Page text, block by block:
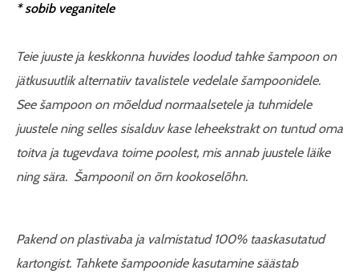
* sobib veganitele
Teie juuste ja keskkonna huvides loodud tahke šampoon on
jätkusuutlik alternatiiv tavalistele vedelale šampoonidele.
See šampoon on mõeldud normaalsetele ja tuhmidele
juustele ning selles sisalduv kase leheekstrakt on tuntud oma
toitva ja tugevdava toime poolest, mis annab juustele läike
ning sära. Šampoonil on õrn kookoselõhn.
Pakend on plastivaba ja valmistatud 100% taaskasutatud
kartongist. Tahkete šampoonide kasutamine säästab